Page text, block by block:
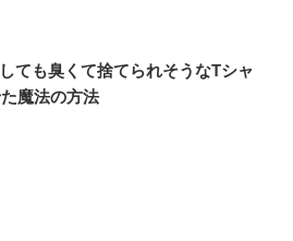
ても臭くて捨てられそうなTシャ
魔法の方法